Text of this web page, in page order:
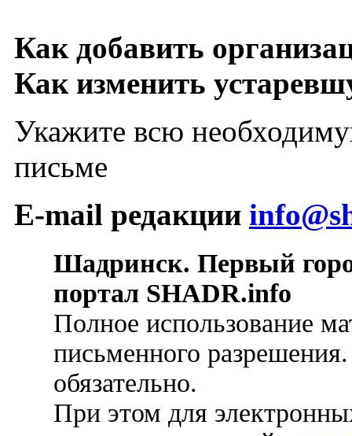
Как добавить
Как изменить
Укажите всю
письме
E-mail редакции
Шадринск. Первый
портал SHADR.info
Полное использование
письменного
обязательно.
При этом для